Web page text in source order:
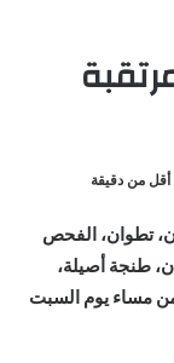
أقل من دقيقة
تطوان، الفحص
طنجة أصيلة،
مساء يوم السبت